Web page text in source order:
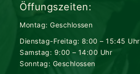
Öffungszeiten:
Montag: Geschlossen
Dienstag-Freitag: 8:00 – 15:45 Uhr
Samstag: 9:00 – 14:00 Uhr
Sonntag: Geschlossen